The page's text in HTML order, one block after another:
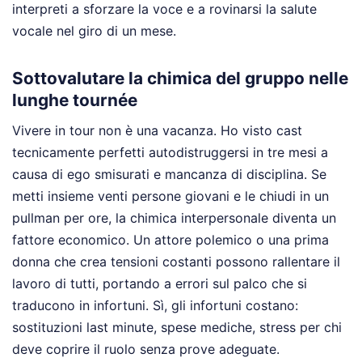
interpreti a sforzare la voce e a rovinarsi la salute
vocale nel giro di un mese.
Sottovalutare la chimica del gruppo nelle
lunghe tournée
Vivere in tour non è una vacanza. Ho visto cast
tecnicamente perfetti autodistruggersi in tre mesi a
causa di ego smisurati e mancanza di disciplina. Se
metti insieme venti persone giovani e le chiudi in un
pullman per ore, la chimica interpersonale diventa un
fattore economico. Un attore polemico o una prima
donna che crea tensioni costanti possono rallentare il
lavoro di tutti, portando a errori sul palco che si
traducono in infortuni. Sì, gli infortuni costano:
sostituzioni last minute, spese mediche, stress per chi
deve coprire il ruolo senza prove adeguate.